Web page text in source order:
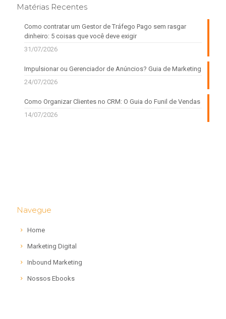
Matérias Recentes
Como contratar um Gestor de Tráfego Pago sem rasgar
dinheiro: 5 coisas que você deve exigir
31/07/2026
Impulsionar ou Gerenciador de Anúncios? Guia de Marketing
24/07/2026
Como Organizar Clientes no CRM: O Guia do Funil de Vendas
14/07/2026
Navegue
Home
Marketing Digital
Inbound Marketing
Nossos Ebooks